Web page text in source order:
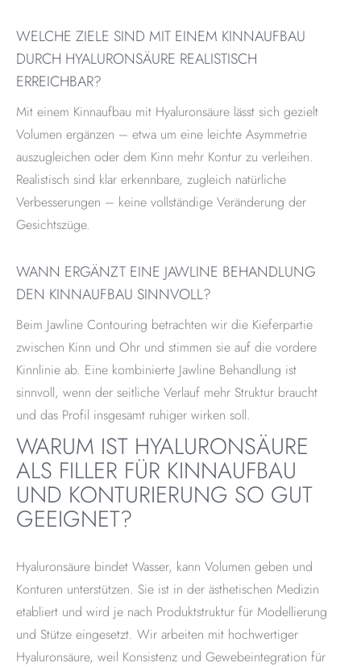
WELCHE ZIELE SIND MIT EINEM KINNAUFBAU
DURCH HYALURONSÄURE REALISTISCH
ERREICHBAR?
Mit einem Kinnaufbau mit Hyaluronsäure lässt sich gezielt
Volumen ergänzen – etwa um eine leichte Asymmetrie
auszugleichen oder dem Kinn mehr Kontur zu verleihen.
Realistisch sind klar erkennbare, zugleich natürliche
Verbesserungen – keine vollständige Veränderung der
Gesichtszüge.
WANN ERGÄNZT EINE JAWLINE BEHANDLUNG
DEN KINNAUFBAU SINNVOLL?
Beim Jawline Contouring betrachten wir die Kieferpartie
zwischen Kinn und Ohr und stimmen sie auf die vordere
Kinnlinie ab. Eine kombinierte Jawline Behandlung ist
sinnvoll, wenn der seitliche Verlauf mehr Struktur braucht
und das Profil insgesamt ruhiger wirken soll.
WARUM IST HYALURONSÄURE
ALS FILLER FÜR KINNAUFBAU
UND KONTURIERUNG SO GUT
GEEIGNET?
Hyaluronsäure bindet Wasser, kann Volumen geben und
Konturen unterstützen. Sie ist in der ästhetischen Medizin
etabliert und wird je nach Produktstruktur für Modellierung
und Stütze eingesetzt. Wir arbeiten mit hochwertiger
Hyaluronsäure, weil Konsistenz und Gewebeintegration für